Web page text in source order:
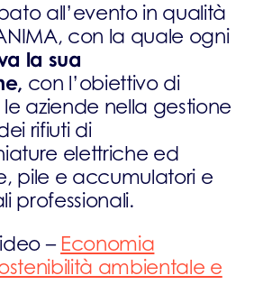
all’evento in qualità
con la quale ogni
la sua
con l’obiettivo di
aziende nella gestione
rifiuti di
elettriche ed
pile e accumulatori e
professionali.
– Economia
ambientale e